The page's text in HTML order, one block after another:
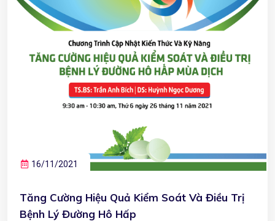
16/11/2021
Tăng Cường Hiệu Quả Kiểm Soát Và Điều Trị
Bệnh Lý Đường Hô Hấp